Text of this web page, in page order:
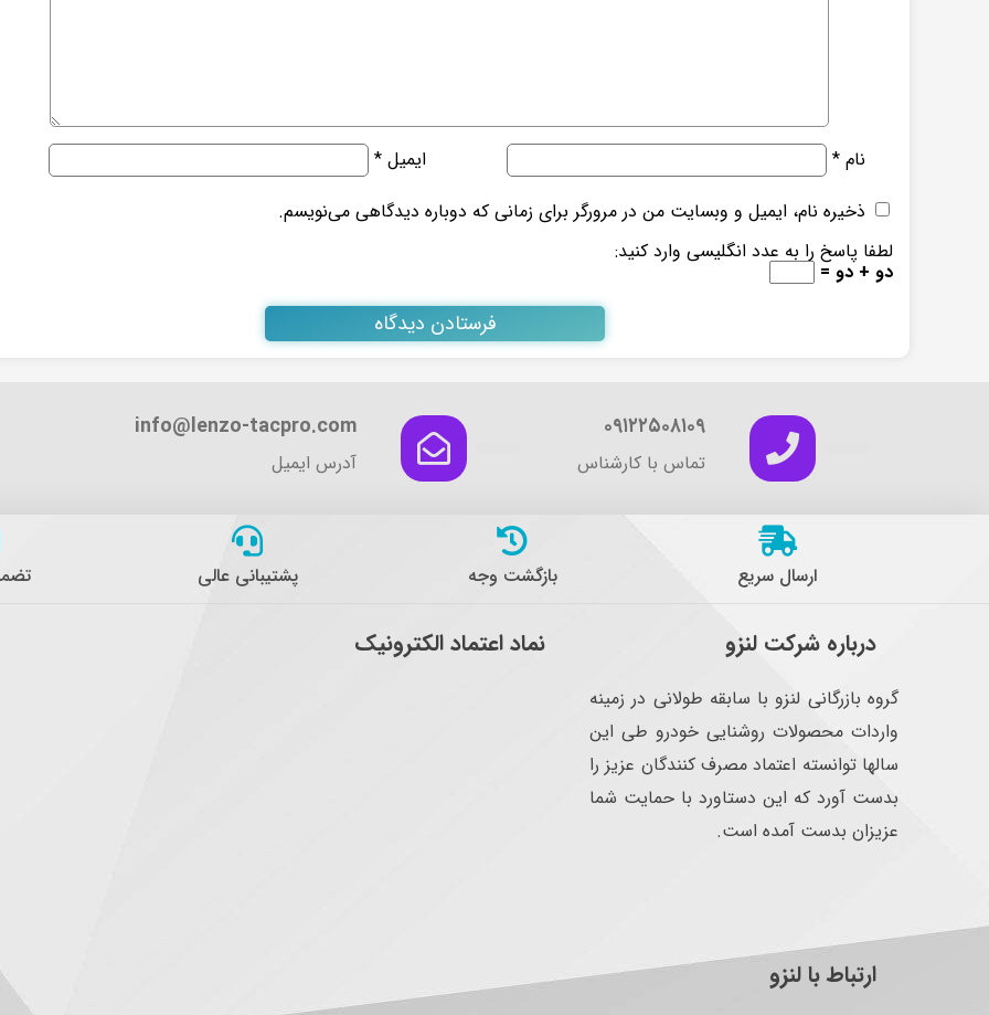
نام * ایمیل *
ذخیره نام، ایمیل و وبسایت من در مرورگر برای زمانی که دوباره دیدگاهی می‌نویسم.
لطفا پاسخ را به عدد انگلیسی وارد کنید:
دو + دو =
۰۹۱۲۲۵۰۸۱۰۹
تماس با کارشناس
info@lenzo-tacpro.com
آدرس ایمیل
ارسال سریع بازگشت وجه پشتیبانی عالی
درباره شرکت لنزو
گروه بازرگانی لنزو با سابقه طولانی در زمینه
واردات محصولات روشنایی خودرو طی این
سالها توانسته اعتماد مصرف کنندگان عزیز را
بدست آورد که این دستاورد با حمایت شما
عزیزان بدست آمده است.
نماد اعتماد الکترونیک
ارتباط با لنزو